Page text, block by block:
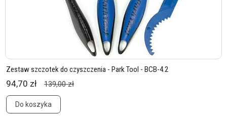
Zestaw szczotek do czyszczenia - Park Tool - BCB-4.2
94,70 zł 139,00 zł
Do koszyka